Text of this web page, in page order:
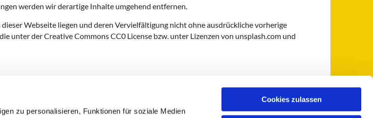
zu personalisieren, Funktionen für soziale Medien
Cookies zulassen
werden wir derartige Inhalte umgehend entfernen.
Webseite liegen und deren Vervielfältigung nicht ohne ausdrückliche vorherige
unter der Creative Commons CC0 License bzw. unter Lizenzen von unsplash.com und
· Bahnhofstr. 15, 17489 Greifswald+49 3834 5735-0
pfarramt@sankt-otto.de